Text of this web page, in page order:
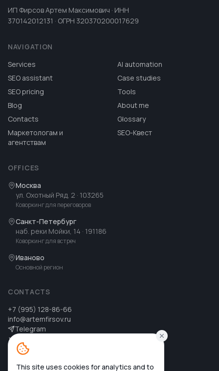
ИП Фирсов Артем Максимович · ИНН
370142012131 · ОГРН 320370200017629
NAVIGATION
Services
AI automation
SEO assistant
Case studies
SEO pricing
Tools
Blog
About me
Contacts
Glossary
Маркетологам и
агентствам
SEO-Квест
OFFICES
Москва
ул. Охотный Ряд, 2 · 103265
Коворкинг для переговоров
Санкт-Петербург
наб. реки Мойки, 14 · 191186
Коворкинг для встреч
Иваново
Основной регион
CONTACTS
+7 (995) 128-86-66
info@artemfirsov.ru
Telegram
MAX MAX
This site uses cookies for analytics and to